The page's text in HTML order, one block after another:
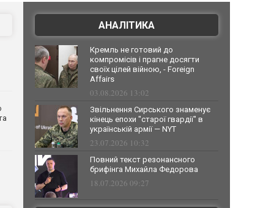
АНАЛІТИКА
Кремль не готовий до
компромісів і прагне досягти
своїх цілей війною, - Foreign
Affairs
03.08.2026 13:02
Звільнення Сирського знаменує
кінець епохи "старої гвардії" в
українській армії — NYT
23.07.2026 10:32
Повний текст резонансного
брифінга Михайла Федорова
18.07.2026 09:27